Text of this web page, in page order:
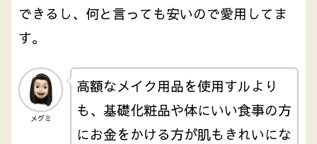
できるし、何と言っても安いので愛用してま
す。
メグミ
高額なメイク用品を使用すルより
も、基礎化粧品や体にいい食事の方
にお金をかける方が肌もきれいにな